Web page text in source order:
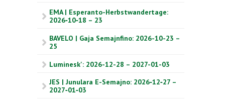
EMA | Esperanto-Herbstwandertage:
2026‑10‑18 – 23
BAVELO | Gaja Semajnfino: 2026-10-23 –
25
Luminesk': 2026-12-28 – 2027-01-03
JES | Junulara E-Semajno: 2026‑12‑27 –
2027‑01‑03